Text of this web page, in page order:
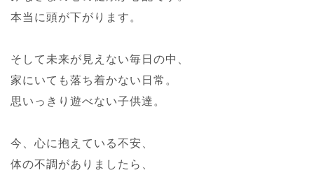
本当に頭が下がります。
そして未来が見えない毎日の中、
家にいても落ち着かない日常。
思いっきり遊べない子供達。
今、心に抱えている不安、
体の不調がありましたら、